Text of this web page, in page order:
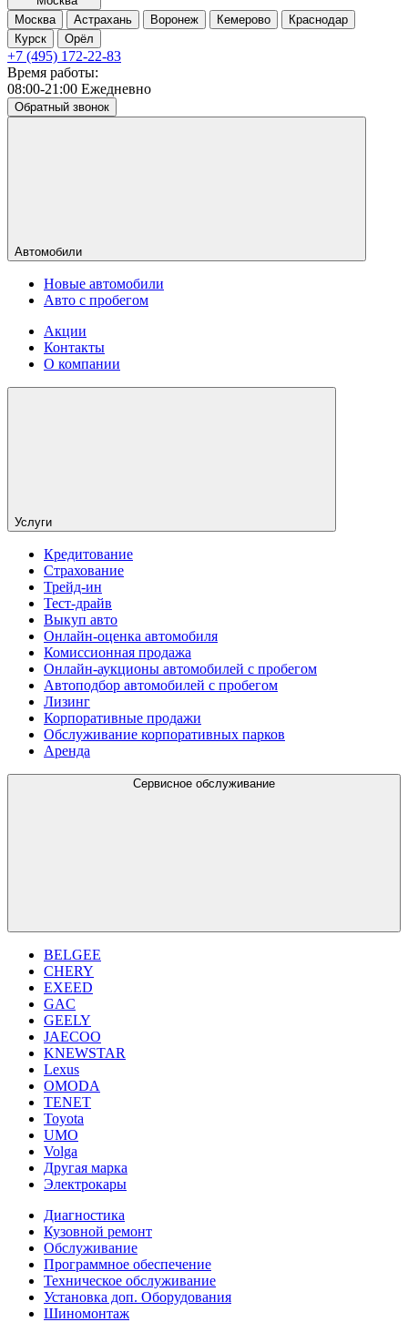
Москва
Астрахань Воронеж Кемерово
Краснодар
Курск
Орёл
+7 (495) 172-22-83
Время работы:
08:00-21:00 Ежедневно
Обратный звонок
Автомобили
Новые автомобили
Авто с пробегом
Акции
Контакты
О компании
Услуги
Кредитование
Страхование
Трейд-ин
Тест-драйв
Выкуп авто
Онлайн-оценка автомобиля
Комиссионная продажа
Онлайн-аукционы автомобилей с пробегом
Автоподбор автомобилей с пробегом
Лизинг
Корпоративные продажи
Обслуживание корпоративных парков
Аренда
Сервисное обслуживание
BELGEE
CHERY
EXEED
GAC
GEELY
JAECOO
KNEWSTAR
Lexus
OMODA
TENET
Toyota
UMO
Volga
Другая марка
Электрокары
Диагностика
Кузовной ремонт
Обслуживание
Программное обеспечение
Техническое обслуживание
Установка доп. Оборудования
Шиномонтаж